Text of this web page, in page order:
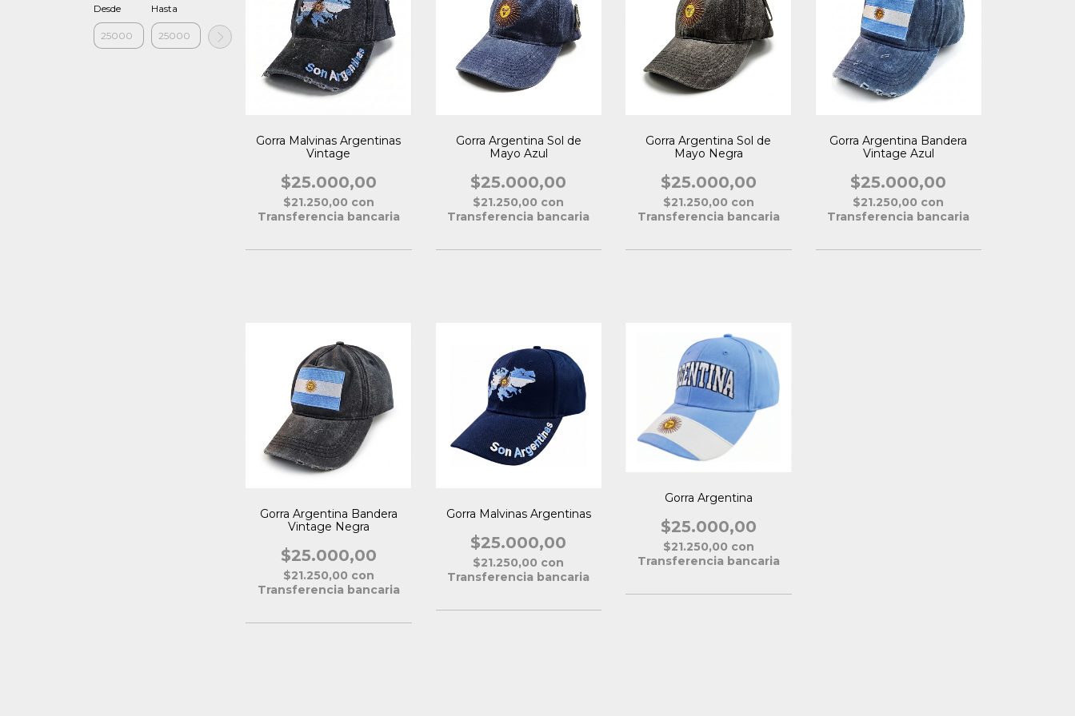
Desde Hasta
Gorra Malvinas Argentinas
Vintage
$25.000,00
$21.250,00 con
Transferencia bancaria
Gorra Argentina Sol de
Mayo Azul
$25.000,00
$21.250,00 con
Transferencia bancaria
Gorra Argentina Sol de
Mayo Negra
$25.000,00
$21.250,00 con
Transferencia bancaria
Gorra Argentina Bandera
Vintage Azul
$25.000,00
$21.250,00 con
Transferencia bancaria
Gorra Argentina Bandera
Vintage Negra
$25.000,00
$21.250,00 con
Transferencia bancaria
Gorra Malvinas Argentinas
$25.000,00
$21.250,00 con
Transferencia bancaria
Gorra Argentina
$25.000,00
$21.250,00 con
Transferencia bancaria